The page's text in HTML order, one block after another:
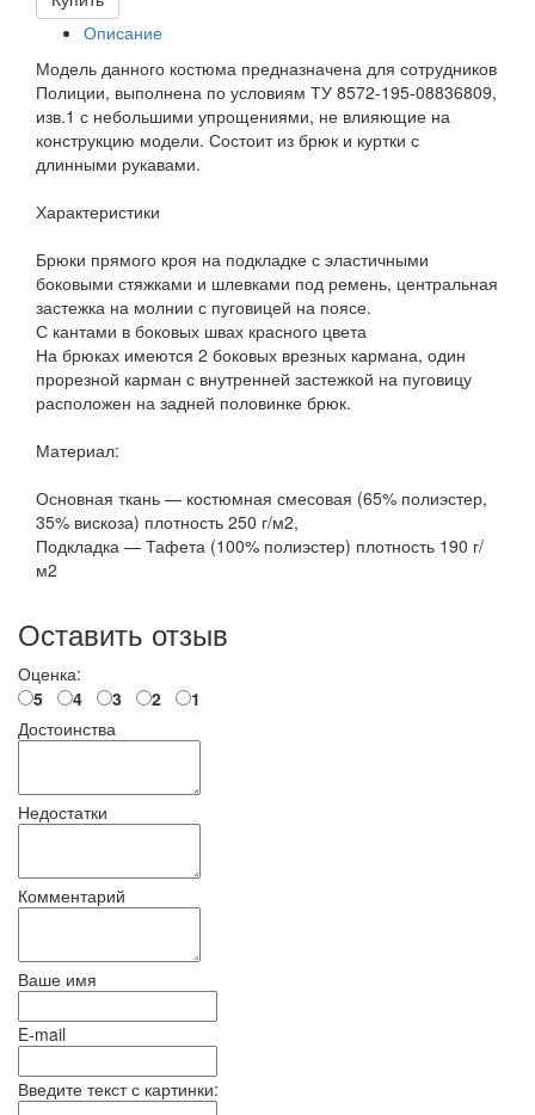
Описание
Модель данного костюма предназначена для сотрудников
Полиции, выполнена по условиям ТУ 8572-195-08836809,
изв.1 с небольшими упрощениями, не влияющие на
конструкцию модели. Состоит из брюк и куртки с
длинными рукавами.
Характеристики
Брюки прямого кроя на подкладке с эластичными
боковыми стяжками и шлевками под ремень, центральная
застежка на молнии с пуговицей на поясе.
С кантами в боковых швах красного цвета
На брюках имеются 2 боковых врезных кармана, один
прорезной карман с внутренней застежкой на пуговицу
расположен на задней половинке брюк.
Материал:
Основная ткань — костюмная смесовая (65% полиэстер,
35% вискоза) плотность 250 г/м2,
Подкладка — Тафета (100% полиэстер) плотность 190 г/
м2
Оставить отзыв
Оценка:
5
4 3 2
1
Достоинства
Недостатки
Комментарий
Ваше имя
E-mail
Введите текст с картинки: